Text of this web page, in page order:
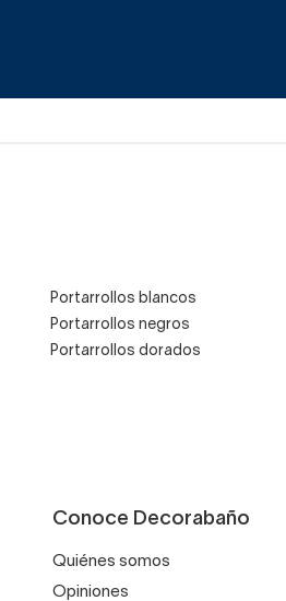
Portarrollos blancos
Portarrollos negros
Portarrollos dorados
Conoce Decorabaño
Quiénes somos
Opiniones